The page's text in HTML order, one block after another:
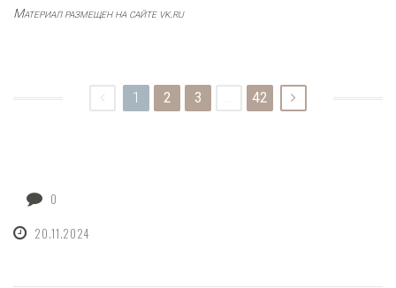
Материал размещен на сайте vk.ru
1 2 3 42
0
20.11.2024